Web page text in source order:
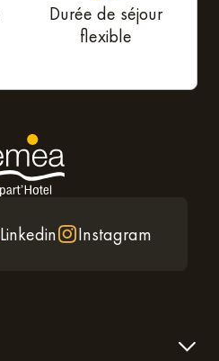
Durée de séjour
flexible
Linkedin Instagram